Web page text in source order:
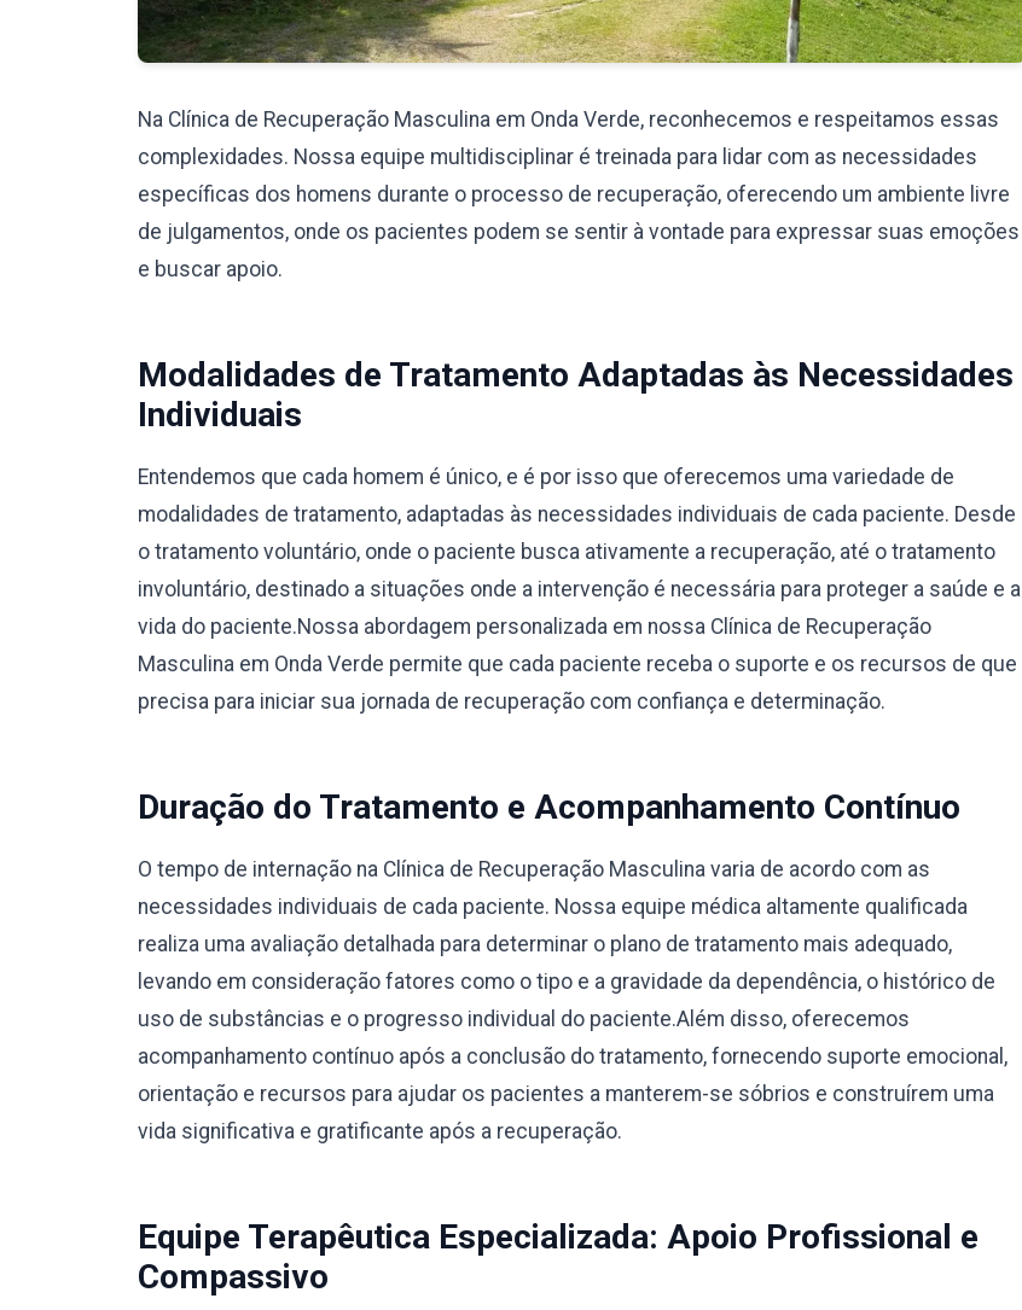
Na Clínica de Recuperação Masculina em Onda Verde, reconhecemos e respeitamos essas
complexidades. Nossa equipe multidisciplinar é treinada para lidar com as necessidades
específicas dos homens durante o processo de recuperação, oferecendo um ambiente livre
de julgamentos, onde os pacientes podem se sentir à vontade para expressar suas emoções
e buscar apoio.
Modalidades de Tratamento Adaptadas às Necessidades
Individuais
Entendemos que cada homem é único, e é por isso que oferecemos uma variedade de
modalidades de tratamento, adaptadas às necessidades individuais de cada paciente. Desde
o tratamento voluntário, onde o paciente busca ativamente a recuperação, até o tratamento
involuntário, destinado a situações onde a intervenção é necessária para proteger a saúde e a
vida do paciente.Nossa abordagem personalizada em nossa Clínica de Recuperação
Masculina em Onda Verde permite que cada paciente receba o suporte e os recursos de que
precisa para iniciar sua jornada de recuperação com confiança e determinação.
Duração do Tratamento e Acompanhamento Contínuo
O tempo de internação na Clínica de Recuperação Masculina varia de acordo com as
necessidades individuais de cada paciente. Nossa equipe médica altamente qualificada
realiza uma avaliação detalhada para determinar o plano de tratamento mais adequado,
levando em consideração fatores como o tipo e a gravidade da dependência, o histórico de
uso de substâncias e o progresso individual do paciente.Além disso, oferecemos
acompanhamento contínuo após a conclusão do tratamento, fornecendo suporte emocional,
orientação e recursos para ajudar os pacientes a manterem-se sóbrios e construírem uma
vida significativa e gratificante após a recuperação.
Equipe Terapêutica Especializada: Apoio Profissional e
Compassivo